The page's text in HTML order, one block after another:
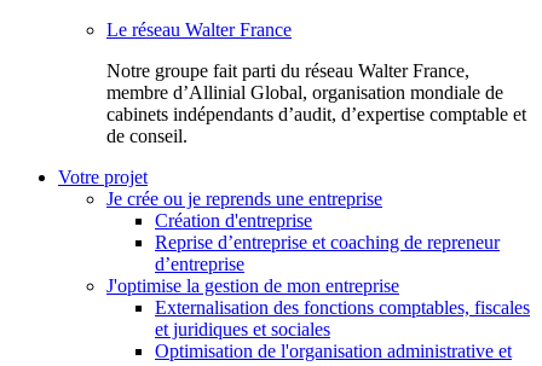
Le réseau Walter France
Notr​e groupe fait parti du réseau Walter France,
membre d’Allinial Global, organisation mondiale de
cabinets indépendants d’audit, d’expertise comptable et
de conseil.
Votre projet
Je crée ou je reprends une entreprise
Création d'entreprise
Reprise d’entreprise et coaching de repreneur
d’entreprise
J'optimise la gestion de mon entreprise
Externalisation des fonctions comptables, fiscales
et juridiques et sociales
Optimisation de l'organisation administrative et